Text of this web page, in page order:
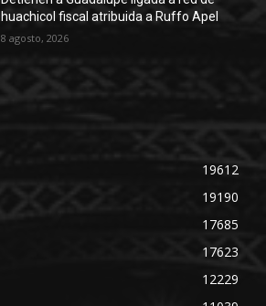
huachicol fiscal atribuida a Ruffo Apel
8 agosto, 2026
19612
19190
17685
17623
12229